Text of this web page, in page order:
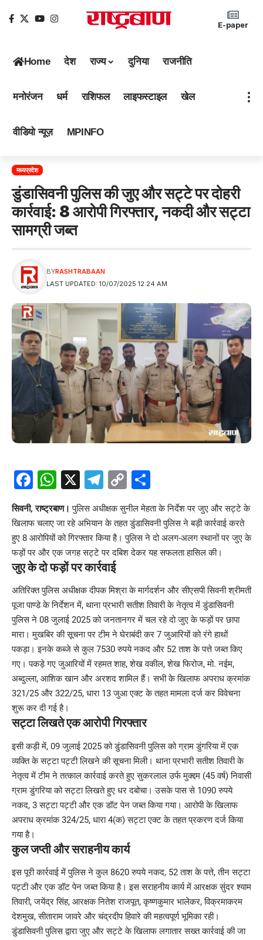
E-paper
Home देश राज्य दुनिया राजनीति
मनोरंजन धर्म राशिफल लाइफस्टाइल खेल
वीडियो न्यूज़ MPINFO
मध्यप्रदेश
डुंडासिवनी पुलिस की जुए और सट्टे पर दोहरी
कार्रवाई: 8 आरोपी गिरफ्तार, नकदी और सट्टा
सामग्री जब्त
LAST UPDATED: 10/07/2025 12:24 AM
BYRASHTRABAAN
Facebook
WhatsApp
X Telegram
Copy
Link
सिवनी, राष्ट्रबाण।पुलिसअधीक्षक सुनील मेहताके निर्देश पर जुए और सट्टे के
खिलाफ चलाए जा रहे अभियान के तहत डुंडासिवनी पुलिस ने बड़ी कार्रवाई करते
हुए 8 आरोपियों को गिरफ्तार किया है। पुलिस ने दो अलग-अलग स्थानों पर जुए के
फड़ों पर और एक जगह सट्टे पर दबिश देकर यह सफलता हासिल की।
जुए के दो फड़ों पर कार्रवाई
अतिरिक्त पुलिस अधीक्षक दीपक मिश्रा के मार्गदर्शन और सीएसपी सिवनी श्रीमती
पूजा पाण्डे के निर्देशन में, थाना प्रभारी सतीश तिवारी के नेतृत्व में डुंडासिवनी
पुलिस ने 08 जुलाई 2025 को जनतानगर में चल रहे दो जुए के फड़ों पर छापा
मारा। मुखबिर की सूचना पर टीम ने घेराबंदी कर 7 जुआरियों को रंगे हाथों
पकड़ा। इनके कब्जे से कुल 7530 रुपये नकद और 52 ताश के पत्ते जब्त किए
गए। पकड़े गए जुआरियों में रहमत शाह, शेख वकील, शेख फिरोज, मो. नईम,
अब्दुल्ला, आशिक खान और अरशद शामिल हैं। सभी के खिलाफ अपराध क्रमांक
321/25 और 322/25, धारा 13 जुआ एक्ट के तहत मामला दर्ज कर विवेचना
शुरू कर दी गई है।
सट्टा लिखते एक आरोपी गिरफ्तार
इसी कड़ी में, 09 जुलाई 2025 को डुंडासिवनी पुलिस को ग्राम डुंगरिया में एक
व्यक्ति के सट्टा पट्टी लिखने की सूचना मिली। थाना प्रभारी सतीश तिवारी के
नेतृत्व में टीम ने तत्काल कार्रवाई करते हुए सुकरलाल उर्फ मुक्द्दम (45 वर्ष) निवासी
ग्राम डुंगरिया को सट्टा लिखते हुए धर दबोचा। उसके पास से 1090 रुपये
नकद, 3 सट्टा पट्टी और एक डॉट पेन जब्त किया गया। आरोपी के खिलाफ
अपराध क्रमांक 324/25, धारा 4(क) सट्टा एक्ट के तहत प्रकरण दर्ज किया
गया है।
कुल जप्ती और सराहनीय कार्य
इस पूरी कार्रवाई में पुलिस ने कुल 8620 रुपये नकद, 52 ताश के पत्ते, तीन सट्टा
पट्टी और एक डॉट पेन जब्त किया है। इस सराहनीय कार्य में आरक्षक सुंदर श्याम
तिवारी, जयेंद्र सिंह, आरक्षक नितेश राजपूत, कृष्णकुमार भालेकर, विक्रमाकरम
देशमुख, सीताराम जावरे और चंद्रदीप हिवारे की महत्वपूर्ण भूमिका रही।
डुंडासिवनी पुलिस द्वारा जुए और सट्टे के खिलाफ लगातार सख्त कार्रवाई की जा